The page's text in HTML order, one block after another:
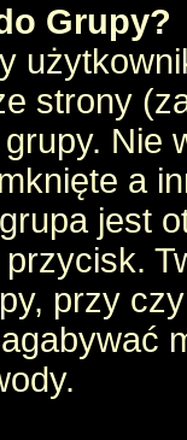
Grupy?
strony
Nie
a
jest
przy